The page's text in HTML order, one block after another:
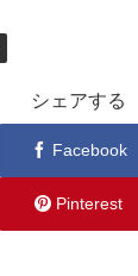
シェアする
Facebook
Pinterest